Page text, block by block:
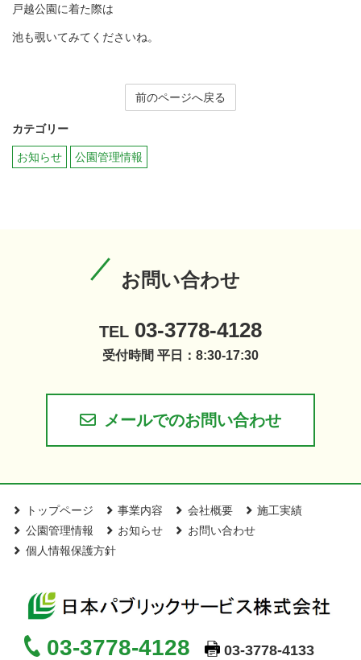
戸越公園に着た際は
池も覗いてみてくださいね。
前のページへ戻る
カテゴリー
お知らせ 公園管理情報
お問い合わせ
TEL 03-3778-4128
受付時間 平日：8:30-17:30
メールでのお問い合わせ
トップページ 事業内容 会社概要
施工実績
公園管理情報
お知らせ
お問い合わせ
個人情報保護方針
03-3778-4128 03-3778-4133